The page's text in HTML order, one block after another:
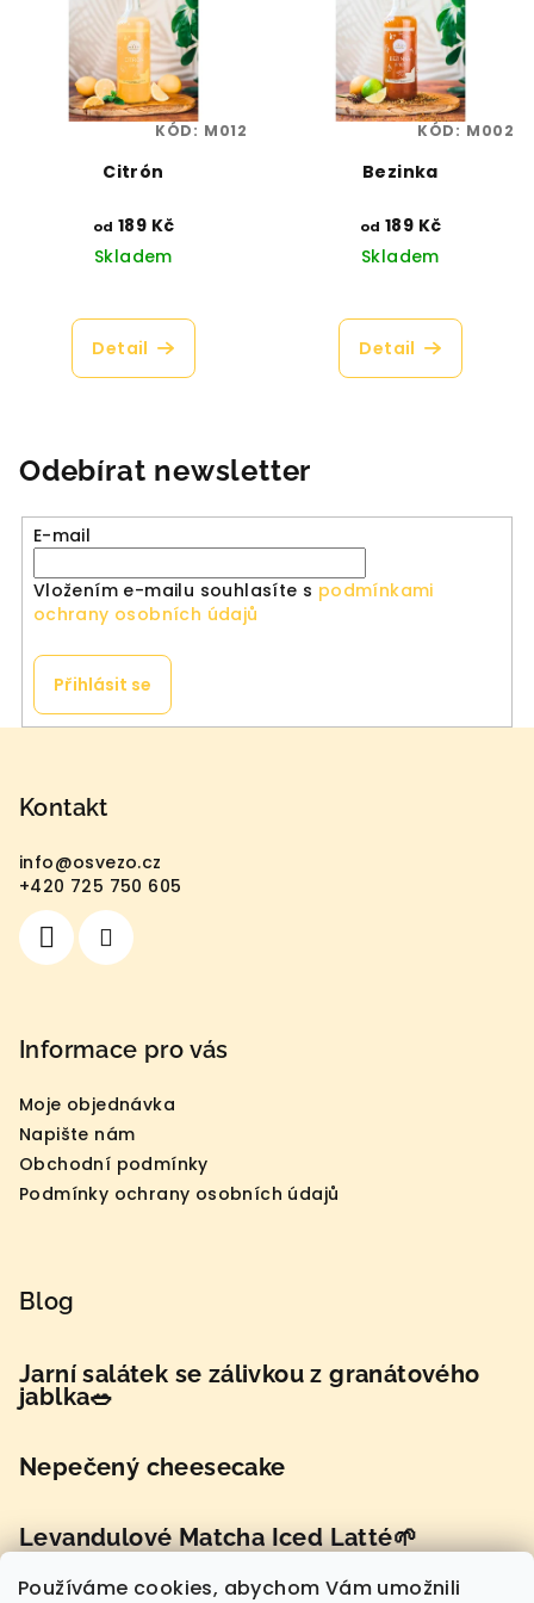
Používáme cookies, abychom Vám umožnili
Citrón
od 189 Kč
Skladem
hodnocení
produktu
hvězdiček.
Detail
KÓD: M012
Bezinka
od 189 Kč
Skladem
hodnocení
produktu
Detail
KÓD: M002
Odebírat newsletter
E-mail
Vložením e-mailu souhlasíte s podmínkami
ochrany osobních údajů
Přihlásit se
Kontakt
info@osvezo.cz
+420 725 750 605
Informace pro vás
Moje objednávka
Napište nám
Obchodní podmínky
Podmínky ochrany osobních údajů
Blog
Jarní salátek se zálivkou z granátového
jablka🥗
Nepečený cheesecake
Levandulové Matcha Iced Latté🌱